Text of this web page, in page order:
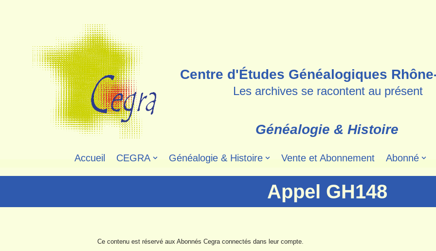
Centre d'Études Généalogiques
Les archives se racontent au présent
Généalogie & Histoire
Accueil CEGRA Généalogie & Histoire Vente et Abonnement Abonné
Appel GH148
Ce contenu est réservé aux Abonnés Cegra connectés dans leur compte.